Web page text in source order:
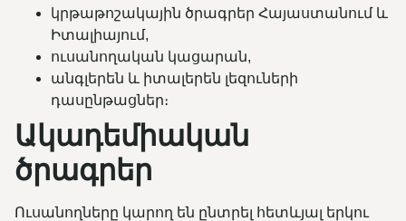
կրթաթոշակային ծրագրեր Հայաստանում և
Իտալիայում,
ուսանողական կացարան,
անգլերեն և իտալերեն լեզուների
դասընթացներ։
Ակադեմիական
ծրագրեր
Ուսանողները կարող են ընտրել հետևյալ երկու